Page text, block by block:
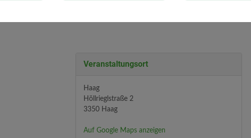
Veranstaltungsort
Haag
Höllrieglstraße 2
3350 Haag
Auf Google Maps anzeigen